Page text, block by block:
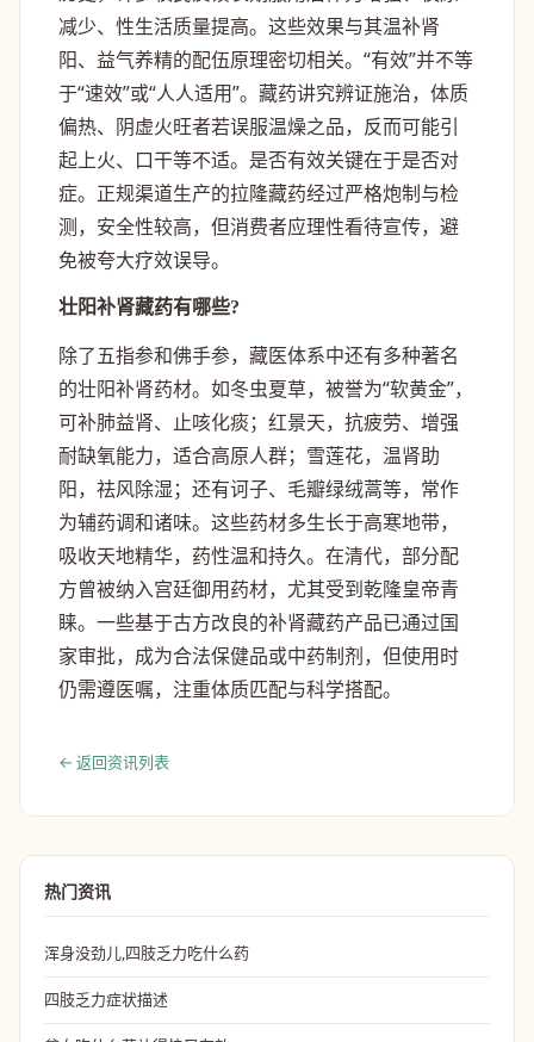
减少、性生活质量提高。这些效果与其温补肾
阳、益气养精的配伍原理密切相关。“有效”并不等
于“速效”或“人人适用”。藏药讲究辨证施治，体质
偏热、阴虚火旺者若误服温燥之品，反而可能引
起上火、口干等不适。是否有效关键在于是否对
症。正规渠道生产的拉隆藏药经过严格炮制与检
测，安全性较高，但消费者应理性看待宣传，避
免被夸大疗效误导。
壮阳补肾藏药有哪些?
除了五指参和佛手参，藏医体系中还有多种著名
的壮阳补肾药材。如冬虫夏草，被誉为“软黄金”，
可补肺益肾、止咳化痰；红景天，抗疲劳、增强
耐缺氧能力，适合高原人群；雪莲花，温肾助
阳，祛风除湿；还有诃子、毛瓣绿绒蒿等，常作
为辅药调和诸味。这些药材多生长于高寒地带，
吸收天地精华，药性温和持久。在清代，部分配
方曾被纳入宫廷御用药材，尤其受到乾隆皇帝青
睐。一些基于古方改良的补肾藏药产品已通过国
家审批，成为合法保健品或中药制剂，但使用时
仍需遵医嘱，注重体质匹配与科学搭配。
← 返回资讯列表
热门资讯
浑身没劲儿,四肢乏力吃什么药
四肢乏力症状描述